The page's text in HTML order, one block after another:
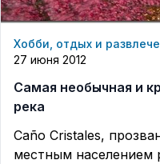
Хобби, отдых и
27 июня 2012
Самая необычная и
река
Caño Cristales,
местным населением